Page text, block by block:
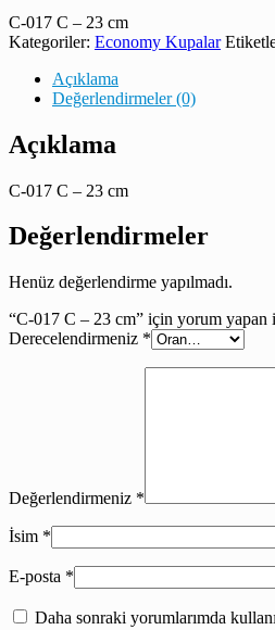
C-017 C – 23 cm
Kategoriler: Economy Kupalar
Açıklama
Değerlendirmeler (0)
Açıklama
C-017 C – 23 cm
Değerlendirmeler
Henüz değerlendirme yapılmadı.
“C-017 C – 23 cm” için yorum yapan
Derecelendirmeniz *
Değerlendirmeniz *
İsim *
E-posta *
Daha sonraki yorumlarımda